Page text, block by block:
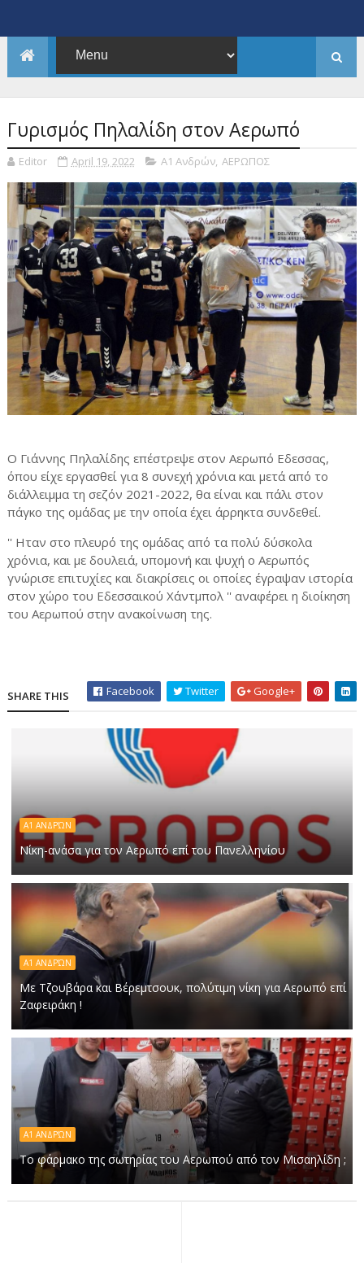
Γυρισμός Πηλαλίδη στον Αερωπό
Editor April 19, 2022 Α1 Ανδρών, ΑΕΡΩΠΟΣ
Ο Γιάννης Πηλαλίδης επέστρεψε στον Αερωπό Εδεσσας,
όπου είχε εργασθεί για 8 συνεχή χρόνια και μετά από το
διάλλειμμα τη σεζόν 2021-2022, θα είναι και πάλι στον
πάγκο της ομάδας με την οποία έχει άρρηκτα συνδεθεί.
'' Ηταν στο πλευρό της ομάδας από τα πολύ δύσκολα
χρόνια, και με δουλειά, υπομονή και ψυχή ο Αερωπός
γνώρισε επιτυχίες και διακρίσεις οι οποίες έγραψαν ιστορία
στον χώρο του Εδεσσαικού Χάντμπολ '' αναφέρει η διοίκηση
του Αερωπού στην ανακοίνωση της.
SHARE THIS Facebook Twitter Google+
Α1 ΑΝΔΡΏΝ
Νίκη-ανάσα για τον Αερωπό επί του Πανελληνίου
Α1 ΑΝΔΡΏΝ
Με Τζουβάρα και Βέρεμτσουκ, πολύτιμη νίκη για Αερωπό επί
Ζαφειράκη !
Α1 ΑΝΔΡΏΝ
Το φάρμακο της σωτηρίας του Αερωπού από τον Μισαηλίδη ;